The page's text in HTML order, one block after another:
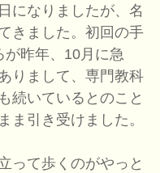
になりましたが、名
きました。初回の手
昨年、10月に急
りまして、専門教科
続いているとのこと
ま引き受けました。
って歩くのがやっと